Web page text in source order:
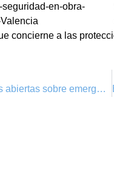
concierne a las
10ª jornada de puertas abiertas sobre emergencias y seguridad pública